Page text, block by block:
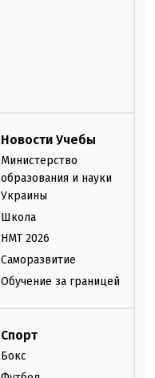
Новости Учебы
Министерство
образования и науки
Украины
Школа
НМТ 2026
Саморазвитие
Обучение за границей
Спорт
Бокс